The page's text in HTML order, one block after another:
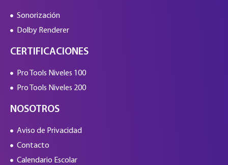
Sonorización
Dolby Renderer
CERTIFICACIONES
Pro Tools Niveles 100
Pro Tools Niveles 200
NOSOTROS
Aviso de Privacidad
Contacto
Calendario Escolar